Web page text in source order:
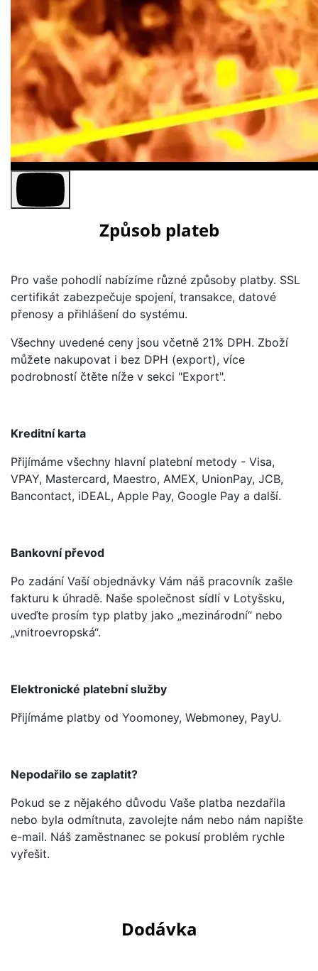
Způsob plateb
Pro vaše pohodlí nabízíme různé způsoby platby. SSL
certifikát zabezpečuje spojení, transakce, datové
přenosy a přihlášení do systému.
Všechny uvedené ceny jsou včetně 21% DPH. Zboží
můžete nakupovat i bez DPH (export), více
podrobností čtěte níže v sekci "Export".
Kreditní karta
Přijímáme všechny hlavní platební metody - Visa,
VPAY, Mastercard, Maestro, AMEX, UnionPay, JCB,
Bancontact, iDEAL, Apple Pay, Google Pay a další.
Bankovní převod
Po zadání Vaší objednávky Vám náš pracovník zašle
fakturu k úhradě. Naše společnost sídlí v Lotyšsku,
uveďte prosím typ platby jako „mezinárodní“ nebo
„vnitroevropská“.
Elektronické platební služby
Přijímáme platby od Yoomoney, Webmoney, PayU.
Nepodařilo se zaplatit?
Pokud se z nějakého důvodu Vaše platba nezdařila
nebo byla odmítnuta, zavolejte nám nebo nám napište
e-mail. Náš zaměstnanec se pokusí problém rychle
vyřešit.
Dodávka